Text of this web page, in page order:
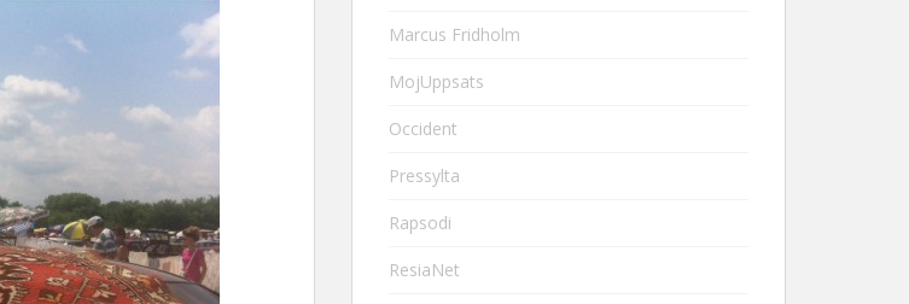
Marcus Fridholm
MojUppsats
Occident
Pressylta
Rapsodi
ResiaNet